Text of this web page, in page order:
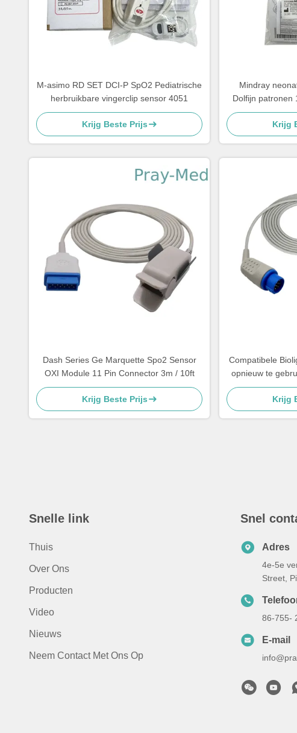
M-asimo RD SET DCI-P SpO2 Pediatrische
herbruikbare vingerclip sensor 4051
Krijg Beste Prijs
Mindray
Dolfijn patronen
Krijg
Dash Series Ge Marquette Spo2 Sensor
OXI Module 11 Pin Connector 3m / 10ft
Krijg Beste Prijs
Compatibele
opnieuw te
m8500/van
Krijg
Snelle link
Thuis
Over Ons
Producten
Video
Nieuws
Neem Contact Met Ons Op
Snel
Adres
4e-5e
Street,
86-755-
E-mail